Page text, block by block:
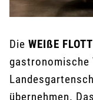
Die WEIßE
gastronomische
übernehmen.